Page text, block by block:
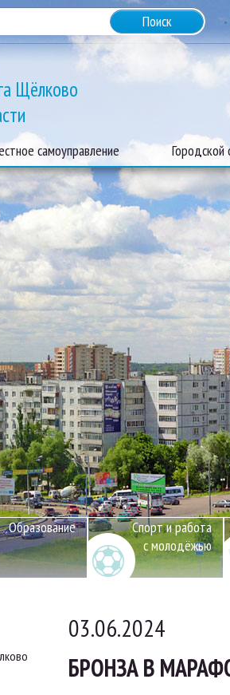
Щёлково
самоуправление Городской
Образование
Спорт и работа
с молодёжью
03.06.2024
БРОНЗА В